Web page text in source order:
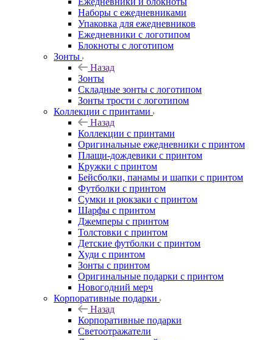
Наборы с ежедневниками
Упаковка для ежедневников
Ежедневники с логотипом
Блокноты с логотипом
Зонты
Назад
Зонты
Складные зонты с логотипом
Зонты трости с логотипом
Коллекции с принтами
Назад
Коллекции с принтами
Оригинальные ежедневники с принтом
Плащи-дождевики с принтом
Кружки с принтом
Бейсболки, панамы и шапки с принтом
Футболки с принтом
Сумки и рюкзаки с принтом
Шарфы с принтом
Джемперы с принтом
Толстовки с принтом
Детские футболки с принтом
Худи с принтом
Зонты с принтом
Оригинальные подарки с принтом
Новогодний мерч
Корпоративные подарки
Назад
Корпоративные подарки
Светоотражатели